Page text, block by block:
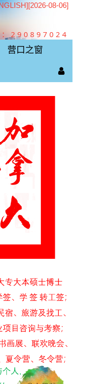
][2026-08-06]
：290897024
营口之窗